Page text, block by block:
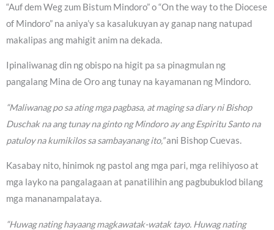
“Auf dem Weg zum Bistum Mindoro” o “On the way to the Diocese
of Mindoro” na aniya’y sa kasalukuyan ay ganap nang natupad
makalipas ang mahigit anim na dekada.
Ipinaliwanag din ng obispo na higit pa sa pinagmulan ng
pangalang Mina de Oro ang tunay na kayamanan ng Mindoro.
“Maliwanag po sa ating mga pagbasa, at maging sa diary ni Bishop
Duschak na ang tunay na ginto ng Mindoro ay ang Espiritu Santo na
patuloy na kumikilos sa sambayanang ito,”ani Bishop Cuevas.
Kasabay nito, hinimok ng pastol ang mga pari, mga relihiyoso at
mga layko na pangalagaan at panatilihin ang pagbubuklod bilang
mga mananampalataya.
“Huwag nating hayaang magkawatak-watak tayo. Huwag nating